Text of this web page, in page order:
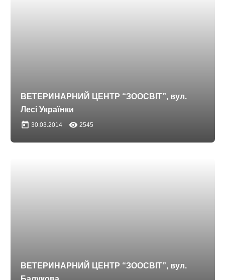
ВЕТЕРИНАРНИЙ ЦЕНТР “ЗООСВІТ”, вул.
Лесі Українки
today 30.03.2014 remove_red_eye 2545
ВЕТЕРИНАРНИЙ ЦЕНТР “ЗООСВІТ”, вул.